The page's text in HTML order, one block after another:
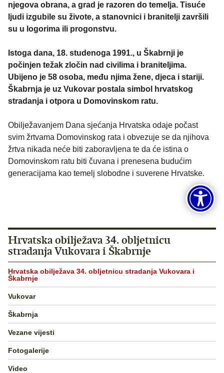
njegova obrana, a grad je razoren do temelja. Tisuće
ljudi izgubile su živote, a stanovnici i branitelji završili
su u logorima ili progonstvu.
Istoga dana, 18. studenoga 1991., u Škabrnji je
počinjen težak zločin nad civilima i braniteljima.
Ubijeno je 58 osoba, među njima žene, djeca i stariji.
Škabrnja je uz Vukovar postala simbol hrvatskog
stradanja i otpora u Domovinskom ratu.
Obilježavanjem Dana sjećanja Hrvatska odaje počast
svim žrtvama Domovinskog rata i obvezuje se da njihova
žrtva nikada neće biti zaboravljena te da će istina o
Domovinskom ratu biti čuvana i prenesena budućim
generacijama kao temelj slobodne i suverene Hrvatske.
Hrvatska obilježava 34. obljetnicu
stradanja Vukovara i Škabrnje
Hrvatska obilježava 34. obljetnicu stradanja Vukovara i
Škabrnje
Vukovar
Škabrnja
Vezane vijesti
Fotogalerije
Video